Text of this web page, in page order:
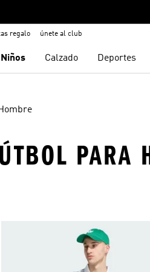
regalo únete al club
Niños Calzado Deportes
PARA
a la lista de deseos